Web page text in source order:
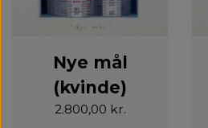
Nye mål
(kvinde)
2.800,00 kr.